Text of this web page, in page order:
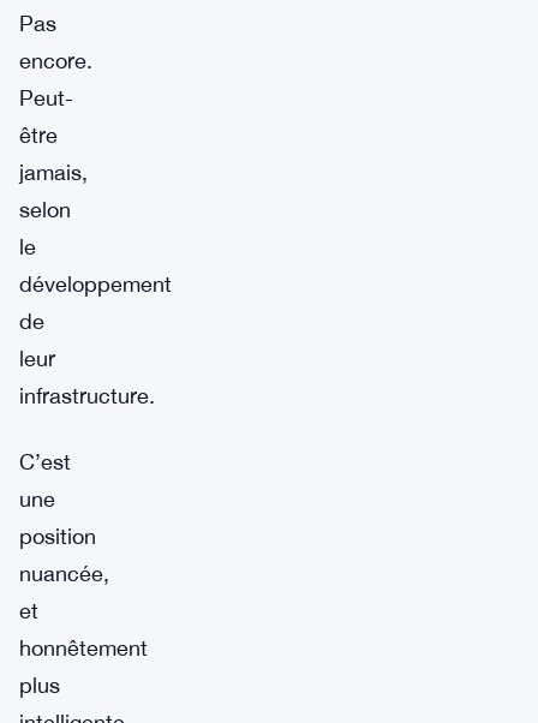
Pas
encore.
Peut-
être
jamais,
selon
le
développement
de
leur
infrastructure.
C’est
une
position
nuancée,
et
honnêtement
plus